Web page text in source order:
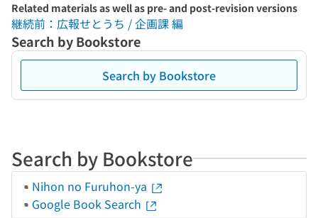
Related materials as well as pre- and post-revision versions
継続前：広報せとうち / 企画課 編
Search by Bookstore
Search by Bookstore
Search by Bookstore
Nihon no Furuhon-ya
Google Book Search